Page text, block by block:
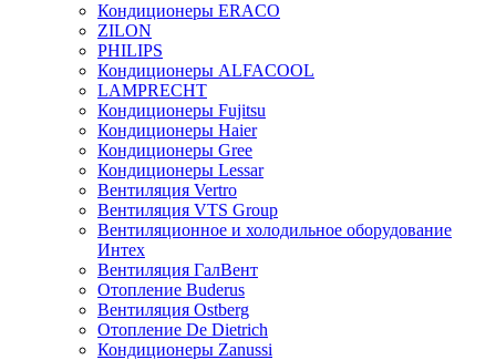
Кондиционеры ERACO
ZILON
PHILIPS
Кондиционеры ALFACOOL
LAMPRECHT
Кондиционеры Fujitsu
Кондиционеры Haier
Кондиционеры Gree
Кондиционеры Lessar
Вентиляция Vertro
Вентиляция VTS Group
Вентиляционное и холодильное оборудование
Интех
Вентиляция ГалВент
Отопление Buderus
Вентиляция Ostberg
Отопление De Dietrich
Кондиционеры Zanussi